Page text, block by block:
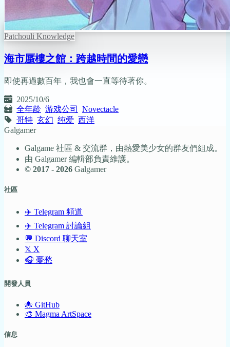
Patchouli Knowledge
海市蜃樓之館：跨越時間的愛戀
即使再過數百年，我也會一直等待著你。
2025/10/6
全年龄 游戏公司
Novectacle
哥特 玄幻 纯爱 西洋
Galgamer
Galgame 社區 & 交流群，由熱愛美少女的群友們組成。
由 Galgamer 編輯部負責維護。
© 2017 - 2026 Galgamer
社區
✈️ Telegram 頻道
✈️ Telegram 討論組
💬 Discord 聊天室
𝕏 X
🎧 憂愁
開發人員
🐙 GitHub
🎨 Magma ArtSpace
信息